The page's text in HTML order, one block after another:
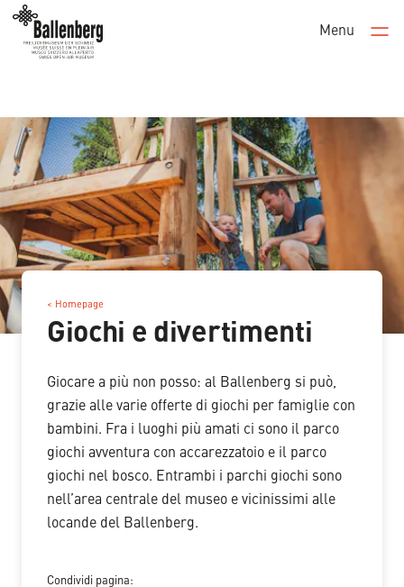
Menu
< Homepage
Giochi e divertimenti
Giocare a più non posso: al Ballenberg si può,
grazie alle varie offerte di giochi per famiglie con
bambini. Fra i luoghi più amati ci sono il parco
giochi avventura con accarezzatoio e il parco
giochi nel bosco. Entrambi i parchi giochi sono
nell’area centrale del museo e vicinissimi alle
locande del Ballenberg.
Condividi pagina: